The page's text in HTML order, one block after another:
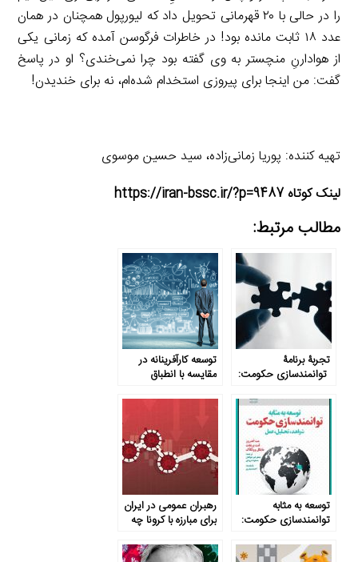
را در حالی با ۲۰ قهرمانی تحویل داد که لیورپول همچنان در همان
عدد ۱۸ ثابت مانده بود! در خاطرات فرگوسن آمده که زمانی یکی
از هوادارنِ منچستر به وی گفته بود چرا نمی‌خندی؟ او در پاسخ
گفت: من اینجا برای پیروزی استخدام شده‌ام، نه برای خندیدن!
تهیه کننده: پوریا زمانی‌زاده، سید حسین موسوی
لینک کوتاه https://iran-bssc.ir/?p=9487
مطالب مرتبط:
تجربۀ برنامۀ
توانمندسازی حکومت:
مشارکت
توسعه کارآفرینانه در
مقایسه با انطباق
(PDIA)
توسعه به مثابه
توانمندسازی حکومت:
رهبران عمومی در ایران
برای مبارزه با کرونا چه
بکنند؟